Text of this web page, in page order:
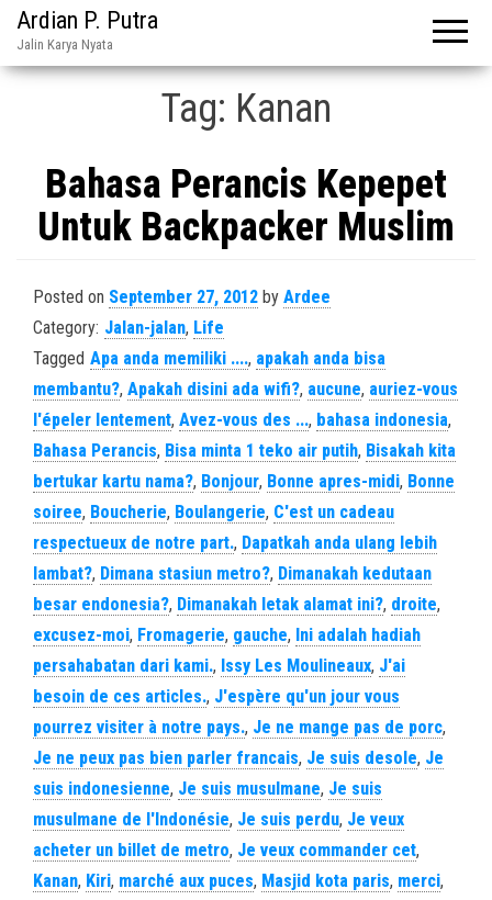
Ardian P. Putra
Jalin Karya Nyata
Tag: Kanan
Bahasa Perancis Kepepet
Untuk Backpacker Muslim
Posted on September 27, 2012 by Ardee
Category: Jalan-jalan, Life
Tagged Apa anda memiliki ...., apakah anda bisa
membantu?, Apakah disini ada wifi?, aucune, auriez-vous
l'épeler lentement, Avez-vous des ..., bahasa indonesia,
Bahasa Perancis, Bisa minta 1 teko air putih, Bisakah kita
bertukar kartu nama?, Bonjour, Bonne apres-midi, Bonne
soiree, Boucherie, Boulangerie, C'est un cadeau
respectueux de notre part., Dapatkah anda ulang lebih
lambat?, Dimana stasiun metro?, Dimanakah kedutaan
besar endonesia?, Dimanakah letak alamat ini?, droite,
excusez-moi, Fromagerie, gauche, Ini adalah hadiah
persahabatan dari kami., Issy Les Moulineaux, J'ai
besoin de ces articles., J'espère qu'un jour vous
pourrez visiter à notre pays., Je ne mange pas de porc,
Je ne peux pas bien parler francais, Je suis desole, Je
suis indonesienne, Je suis musulmane, Je suis
musulmane de l'Indonésie, Je suis perdu, Je veux
acheter un billet de metro, Je veux commander cet,
Kanan, Kiri, marché aux puces, Masjid kota paris, merci,